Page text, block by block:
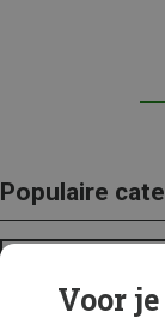
Populaire
Voor